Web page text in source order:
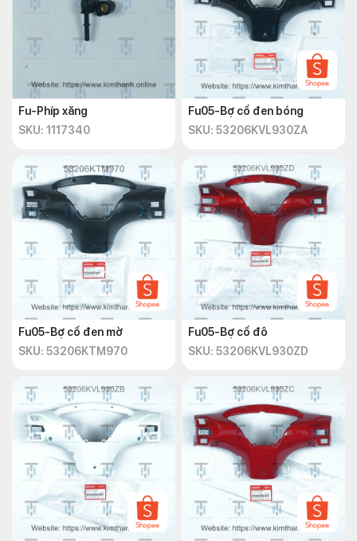
Fu-Phíp xăng
SKU: 1117340
Fu05-Bợ cổ đen bóng
SKU: 53206KVL930ZA
Fu05-Bợ cổ đen mờ
SKU: 53206KTM970
Fu05-Bợ cổ đô
SKU: 53206KVL930ZD